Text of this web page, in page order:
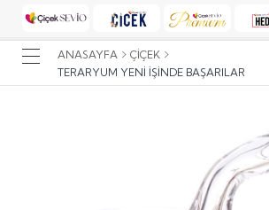
ANASAYFA
ÇIÇEK
TERARYUM YENI İŞINDE BAŞARILAR